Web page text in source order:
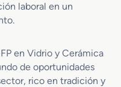
laboral en un
en Vidrio y Cerámica
de oportunidades
rico en tradición y